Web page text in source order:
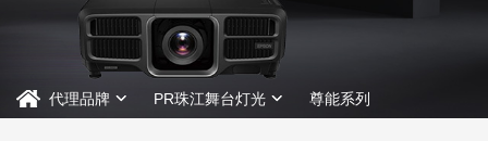
代理品牌 PR珠江舞台灯光 尊能系列